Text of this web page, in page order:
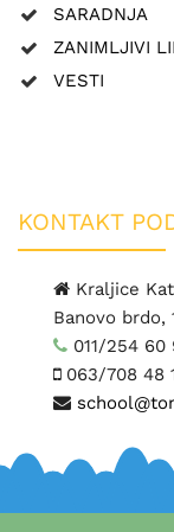
SARADNJA
ZANIMLJIVI
VESTI
KONTAKT
Kraljice
Banovo brdo,
011/254 60
063/708 48